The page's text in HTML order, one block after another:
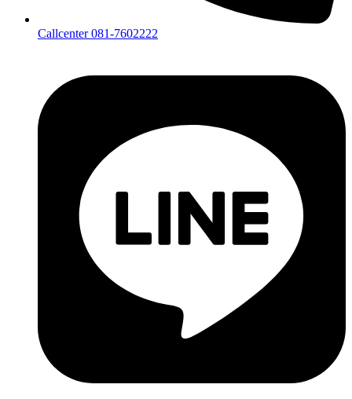
Callcenter 081-7602222